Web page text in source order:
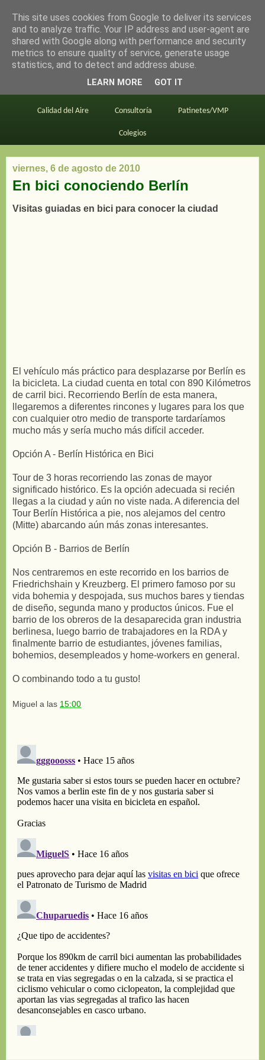
en bici por madrid
Este blog BiciMAD Primeros consejos
Calidad del Aire Consultoría Patinetes/VMP
Colegios
viernes, 6 de agosto de 2010
En bici conociendo Berlín
Visitas guiadas en bici para conocer la ciudad
El vehículo más práctico para desplazarse por Berlín es
la bicicleta. La ciudad cuenta en total con 890 Kilómetros
de carril bici. Recorriendo Berlín de esta manera,
llegaremos a diferentes rincones y lugares para los que
con cualquier otro medio de transporte tardaríamos
mucho más y sería mucho más difícil acceder.
Opción A - Berlín Histórica en Bici
Tour de 3 horas recorriendo las zonas de mayor
significado histórico. Es la opción adecuada si recién
llegas a la ciudad y aún no viste nada. A diferencia del
Tour Berlín Histórica a pie, nos alejamos del centro
(Mitte) abarcando aún más zonas interesantes.
Opción B - Barrios de Berlín
Nos centraremos en este recorrido en los barrios de
Friedrichshain y Kreuzberg. El primero famoso por su
vida bohemia y despojada, sus muchos bares y tiendas
de diseño, segunda mano y productos únicos. Fue el
barrio de los obreros de la desaparecida gran industria
berlinesa, luego barrio de trabajadores en la RDA y
finalmente barrio de estudiantes, jóvenes familias,
bohemios, desempleados y home-workers en general.
O combinando todo a tu gusto!
Miguel a las 15:00
This site uses cookies from Google to deliver its services
and to analyze traffic. Your IP address and user-agent are
shared with Google along with performance and security
metrics to ensure quality of service, generate usage
statistics, and to detect and address abuse.
LEARN MORE GOT IT